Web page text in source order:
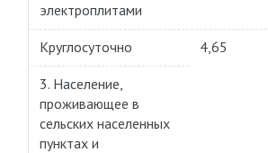
электроплитами
Круглосуточно 4,65
3. Население,
проживающее в
сельских населенных
пунктах и